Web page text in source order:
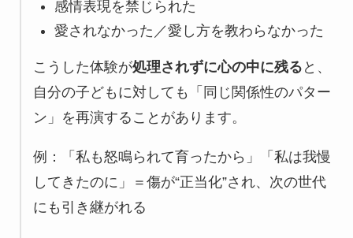
感情表現を禁じられた
愛されなかった／愛し方を教わらなかった
こうした体験が処理されずに心の中に残る と、
自分の子どもに対しても「同じ関係性のパター
ン」を再演することがあります。
例：「私も怒鳴られて育ったから」「私は我慢
してきたのに」＝傷が“正当化”され、次の世代
にも引き継がれる